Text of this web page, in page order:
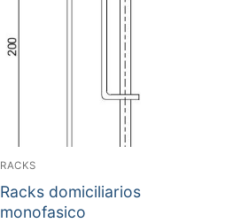
RACKS
Racks domiciliarios
monofasico